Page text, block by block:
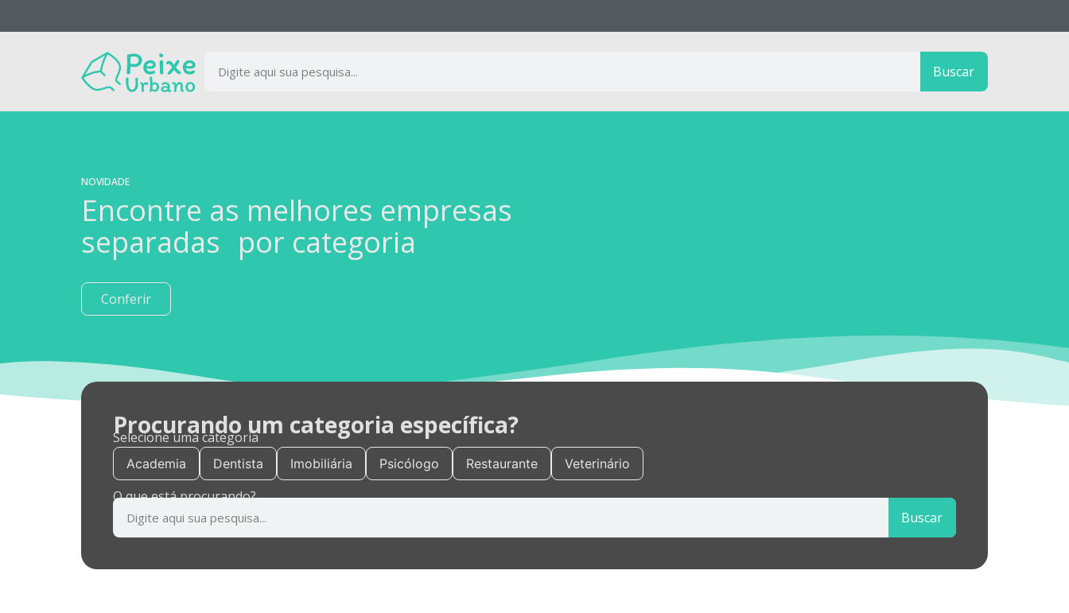
Buscar
NOVIDADE
Encontre as melhores empresas
separadas por categoria
Conferir
Procurando um categoria específica?
Selecione uma categoria
Academia Dentista Imobiliária Psicólogo Restaurante Veterinário
O que está procurando?
Buscar